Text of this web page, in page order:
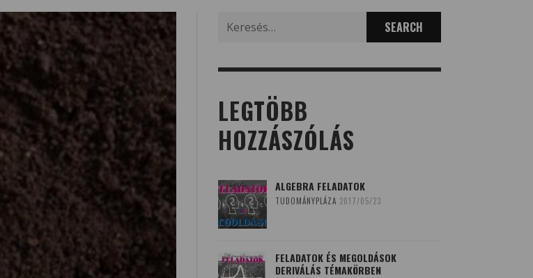
for:
LEGTÖBB
HOZZÁSZÓLÁS
ALGEBRA FELADATOK
TUDOMÁNYPLÁZA 2017/05/23
FELADATOK ÉS MEGOLDÁSOK
DERIVÁLÁS TÉMAKÖRBEN